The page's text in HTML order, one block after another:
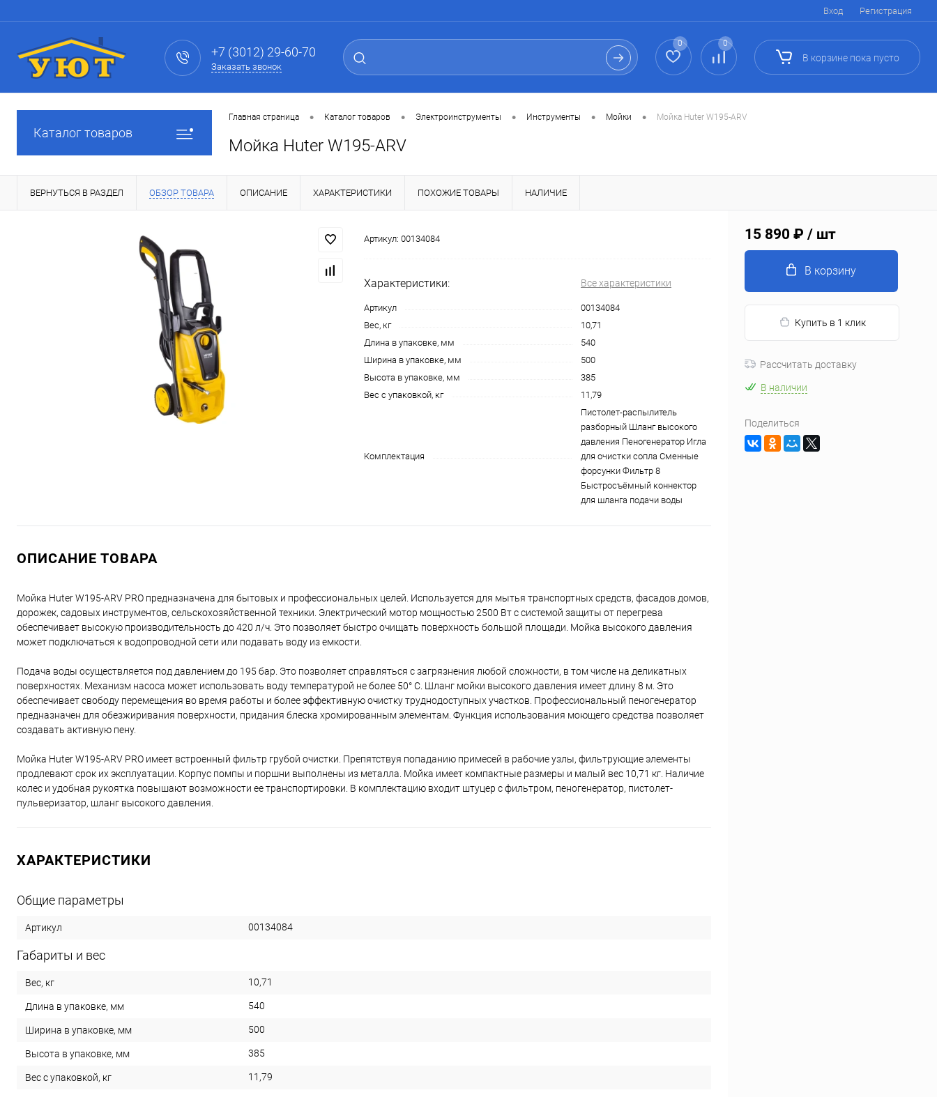
Вход Регистрация
+7 (3012) 29-60-70
Заказать звонок
0 0
В корзине пока пусто
Каталог товаров
Главная страница • Каталог товаров • Электроинструменты • Инструменты • Мойки • Мойка Huter W195-ARV
Мойка Huter W195-ARV
ВЕРНУТЬСЯ В РАЗДЕЛ ОБЗОР ТОВАРА ОПИСАНИЕ ХАРАКТЕРИСТИКИ ПОХОЖИЕ ТОВАРЫ НАЛИЧИЕ
Артикул: 00134084
Характеристики: Все характеристики
Артикул
00134084
Вес, кг
10,71
Длина в упаковке, мм
540
Ширина в упаковке, мм
500
Высота в упаковке, мм
385
Вес с упаковкой, кг
11,79
Комплектация
Пистолет-распылитель
разборный Шланг высокого
давления Пеногенератор Игла
для очистки сопла Сменные
форсунки Фильтр 8
Быстросъёмный коннектор
для шланга подачи воды
ОПИСАНИЕ ТОВАРА
Мойка Huter W195-ARV PRO предназначена для бытовых и профессиональных целей. Используется для мытья транспортных средств, фасадов домов,
дорожек, садовых инструментов, сельскохозяйственной техники. Электрический мотор мощностью 2500 Вт с системой защиты от перегрева
обеспечивает высокую производительность до 420 л/ч. Это позволяет быстро очищать поверхность большой площади. Мойка высокого давления
может подключаться к водопроводной сети или подавать воду из емкости.
Подача воды осуществляется под давлением до 195 бар. Это позволяет справляться с загрязнения любой сложности, в том числе на деликатных
поверхностях. Механизм насоса может использовать воду температурой не более 50° С. Шланг мойки высокого давления имеет длину 8 м. Это
обеспечивает свободу перемещения во время работы и более эффективную очистку труднодоступных участков. Профессиональный пеногенератор
предназначен для обезжиривания поверхности, придания блеска хромированным элементам. Функция использования моющего средства позволяет
создавать активную пену.
Мойка Huter W195-ARV PRO имеет встроенный фильтр грубой очистки. Препятствуя попаданию примесей в рабочие узлы, фильтрующие элементы
продлевают срок их эксплуатации. Корпус помпы и поршни выполнены из металла. Мойка имеет компактные размеры и малый вес 10,71 кг. Наличие
колес и удобная рукоятка повышают возможности ее транспортировки. В комплектацию входит штуцер с фильтром, пеногенератор, пистолет-
пульверизатор, шланг высокого давления.
ХАРАКТЕРИСТИКИ
Общие параметры
Артикул 00134084
Габариты и вес
Вес, кг 10,71
Длина в упаковке, мм 540
Ширина в упаковке, мм 500
Высота в упаковке, мм 385
Вес с упаковкой, кг 11,79
15 890 ₽ / шт
В корзину
Купить в 1 клик
Рассчитать доставку
В наличии
Поделиться